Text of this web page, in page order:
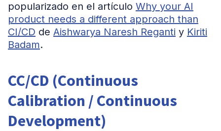
popularizado en el artículo Why your AI
product needs a different approach than
CI/CD de Aishwarya Naresh Reganti y Kiriti
Badam.
CC/CD (Continuous
Calibration / Continuous
Development)